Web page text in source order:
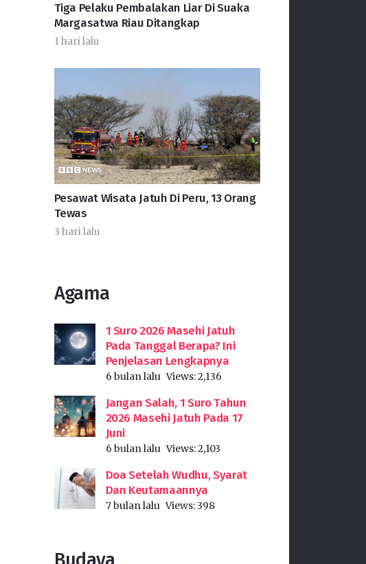
Tiga Pelaku Pembalakan Liar Di Suaka
Margasatwa Riau Ditangkap
1 hari lalu
Pesawat Wisata Jatuh Di Peru, 13 Orang
Tewas
3 hari lalu
Agama
1 Suro 2026 Masehi Jatuh
Pada Tanggal Berapa? Ini
Penjelasan Lengkapnya
6 bulan lalu Views:2,136
Jangan Salah, 1 Suro Tahun
2026 Masehi Jatuh Pada 17
Juni
6 bulan lalu Views:2,103
Doa Setelah Wudhu, Syarat
Dan Keutamaannya
7 bulan lalu Views:398